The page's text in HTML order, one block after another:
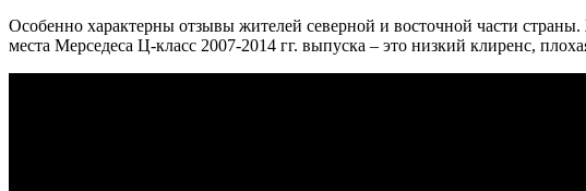
Особенно характерны отзывы жителей северной и восточной части
места Мерседеса Ц-класс 2007-2014 гг. выпуска – это низкий клиренс,